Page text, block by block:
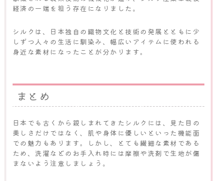
経済の一端を担う存在になりました。
シルクは、日本独自の織物文化と技術の発展とともに少
しずつ人々の生活に馴染み、幅広いアイテムに使われる
身近な素材になったことが分かります。
まとめ
日本でも古くから親しまれてきたシルクには、見た目の
美しさだけではなく、肌や身体に優しいといった機能面
での魅力もあります。しかし、とても繊細な素材である
ため、洗濯などのお手入れ時には摩擦や洗剤で生地が傷
まないよう注意しましょう。